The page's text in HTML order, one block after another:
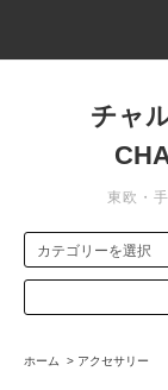
チャ
東欧・
ホーム > アクセサリー